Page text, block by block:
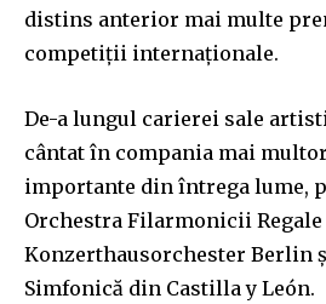
Join our community
SUBSCRIBERS and
conversation.
To subscribe, simply enter your email
or click the subscribe button below.
your privacy and won't spam your
safe with us.
distins anterior mai multe
competiții internaționale.
De-a lungul carierei sale
cântat în compania mai
importante din întrega lume,
Orchestra Filarmonicii
Konzerthausorchester Berlin
Simfonică din Castilla y León.